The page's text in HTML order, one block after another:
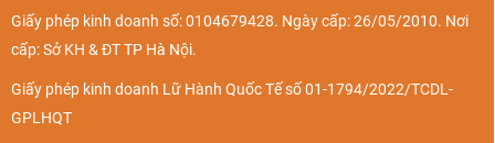
Giấy phép kinh doanh số: 0104679428. Ngày cấp: 26/05/2010. Nơi
cấp: Sở KH & ĐT TP Hà Nội.
Giấy phép kinh doanh Lữ Hành Quốc Tế số 01-1794/2022/TCDL-
GPLHQT